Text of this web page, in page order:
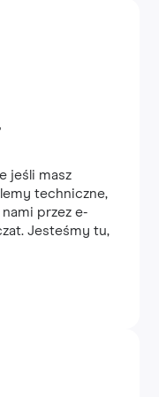
jeśli masz
techniczne,
przez e-
Jesteśmy tu,